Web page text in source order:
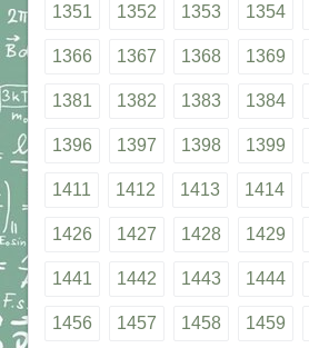
1351 1352 1353 1354
1366 1367 1368 1369
1381 1382 1383 1384
1396 1397 1398 1399
1411 1412 1413 1414
1426 1427 1428 1429
1441 1442 1443 1444
1456 1457 1458 1459